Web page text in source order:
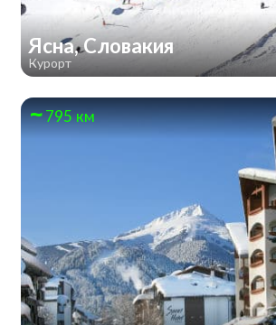
Ясна, Словакия
Курорт
795 км